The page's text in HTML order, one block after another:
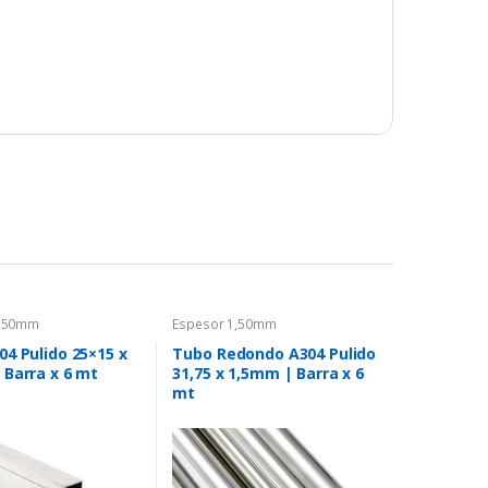
Pulido 25×15 x
x 6 mt
Espesor 1,50mm
Tubo Redondo A304 Pulido
31,75 x 1,5mm | Barra x 6
mt